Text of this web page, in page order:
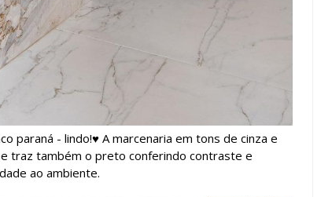
paraná - lindo!♥ A marcenaria em tons de cinza e
traz também o preto conferindo contraste e
ao ambiente.